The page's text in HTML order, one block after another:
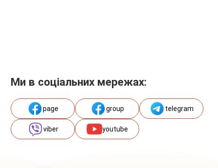
Ми в соціальних мережах:
page group telegram
viber youtube